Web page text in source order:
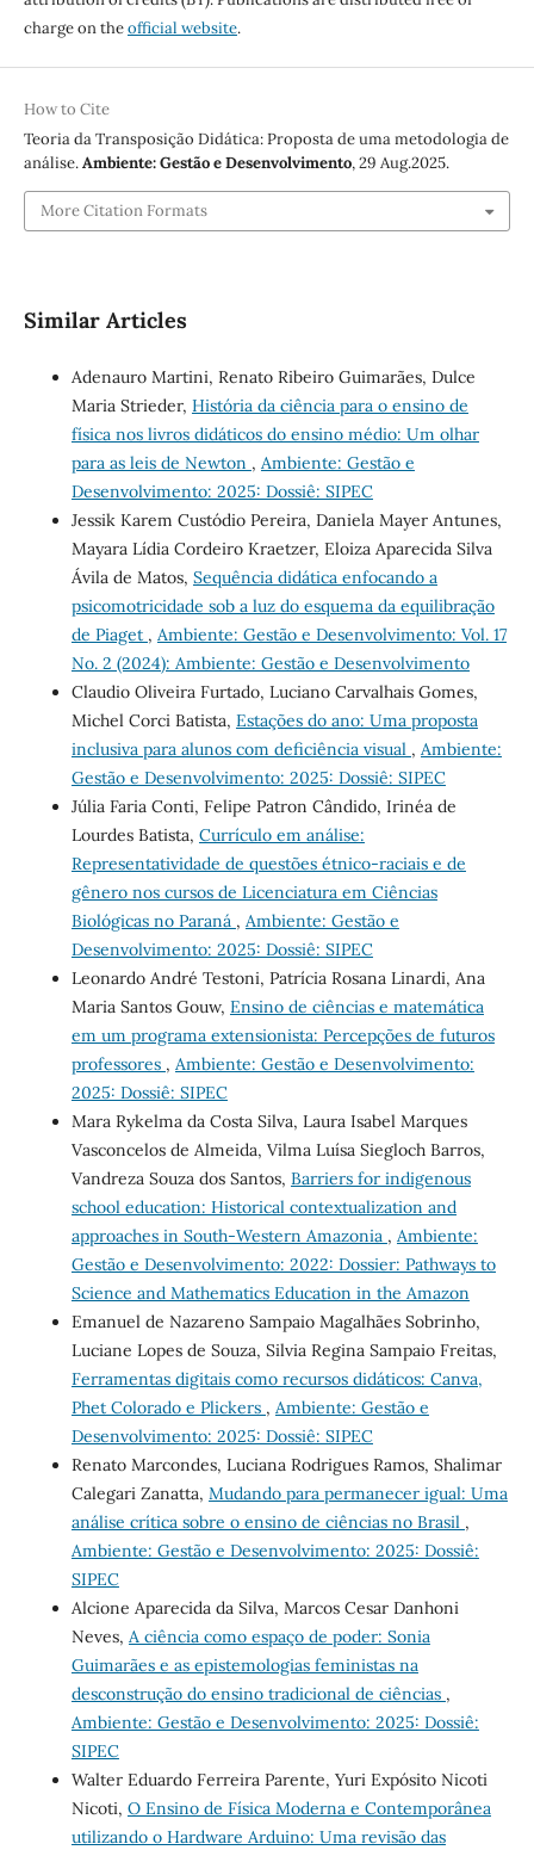
charge on theofficial website.
How to Cite
Teoria da Transposição Didática: Proposta de uma metodologia de
análise.Ambiente: Gestão e Desenvolvimento, 29 Aug.2025.
More Citation Formats
Similar Articles
Adenauro Martini, Renato Ribeiro Guimarães, Dulce
Maria Strieder, História da ciência para o ensino de
física nos livros didáticos do ensino médio: Um olhar
para as leis de Newton , Ambiente: Gestão e
Desenvolvimento: 2025: Dossiê: SIPEC
Jessik Karem Custódio Pereira, Daniela Mayer Antunes,
Mayara Lídia Cordeiro Kraetzer, Eloiza Aparecida Silva
Ávila de Matos, Sequência didática enfocando a
psicomotricidade sob a luz do esquema da equilibração
de Piaget , Ambiente: Gestão e Desenvolvimento: Vol. 17
No. 2 (2024): Ambiente: Gestão e Desenvolvimento
Claudio Oliveira Furtado, Luciano Carvalhais Gomes,
Michel Corci Batista, Estações do ano: Uma proposta
inclusiva para alunos com deficiência visual , Ambiente:
Gestão e Desenvolvimento: 2025: Dossiê: SIPEC
Júlia Faria Conti, Felipe Patron Cândido, Irinéa de
Lourdes Batista, Currículo em análise:
Representatividade de questões étnico-raciais e de
gênero nos cursos de Licenciatura em Ciências
Biológicas no Paraná , Ambiente: Gestão e
Desenvolvimento: 2025: Dossiê: SIPEC
Leonardo André Testoni, Patrícia Rosana Linardi, Ana
Maria Santos Gouw, Ensino de ciências e matemática
em um programa extensionista: Percepções de futuros
professores , Ambiente: Gestão e Desenvolvimento:
2025: Dossiê: SIPEC
Mara Rykelma da Costa Silva, Laura Isabel Marques
Vasconcelos de Almeida, Vilma Luísa Siegloch Barros,
Vandreza Souza dos Santos, Barriers for indigenous
school education: Historical contextualization and
approaches in South-Western Amazonia , Ambiente:
Gestão e Desenvolvimento: 2022: Dossier: Pathways to
Science and Mathematics Education in the Amazon
Emanuel de Nazareno Sampaio Magalhães Sobrinho,
Luciane Lopes de Souza, Silvia Regina Sampaio Freitas,
Ferramentas digitais como recursos didáticos: Canva,
Phet Colorado e Plickers , Ambiente: Gestão e
Desenvolvimento: 2025: Dossiê: SIPEC
Renato Marcondes, Luciana Rodrigues Ramos, Shalimar
Calegari Zanatta, Mudando para permanecer igual: Uma
análise crítica sobre o ensino de ciências no Brasil ,
Ambiente: Gestão e Desenvolvimento: 2025: Dossiê:
SIPEC
Alcione Aparecida da Silva, Marcos Cesar Danhoni
Neves, A ciência como espaço de poder: Sonia
Guimarães e as epistemologias feministas na
desconstrução do ensino tradicional de ciências ,
Ambiente: Gestão e Desenvolvimento: 2025: Dossiê:
SIPEC
Walter Eduardo Ferreira Parente, Yuri Expósito Nicoti
Nicoti, O Ensino de Física Moderna e Contemporânea
utilizando o Hardware Arduino: Uma revisão das